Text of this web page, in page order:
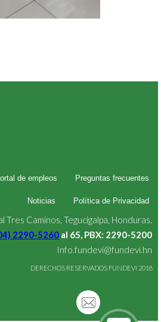
de empleos Preguntas frecuentes
Noticias Política de Privacidad
Tres Caminos, Tegucigalpa, Honduras.
2290-5260 al 65, PBX: 2290-5200
Info.fundevi@fundevi.hn
DERECHOS RESERVADOS FUNDEVI 2018